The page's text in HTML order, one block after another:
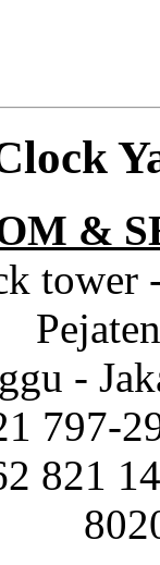
&
tower
-
797-
821